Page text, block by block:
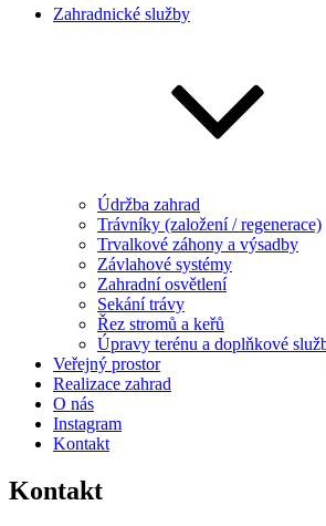
Zahradnické služby
Údržba zahrad
Trávníky (založení / regenerace)
Trvalkové záhony a výsadby
Závlahové systémy
Zahradní osvětlení
Sekání trávy
Řez stromů a keřů
Úpravy terénu a doplňkové
Veřejný prostor
Realizace zahrad
O nás
Instagram
Kontakt
Kontakt